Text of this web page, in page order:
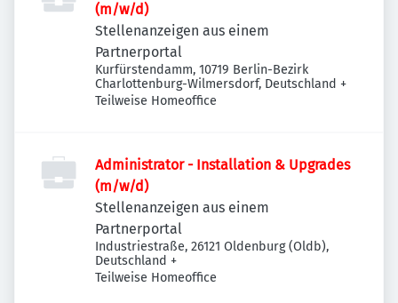
(m/w/d)
Stellenanzeigen aus einem
Partnerportal
Kurfürstendamm, 10719 Berlin-Bezirk
Charlottenburg-Wilmersdorf, Deutschland +
Teilweise Homeoffice
Administrator - Installation & Upgrades
(m/w/d)
Stellenanzeigen aus einem
Partnerportal
Industriestraße, 26121 Oldenburg (Oldb),
Deutschland +
Teilweise Homeoffice